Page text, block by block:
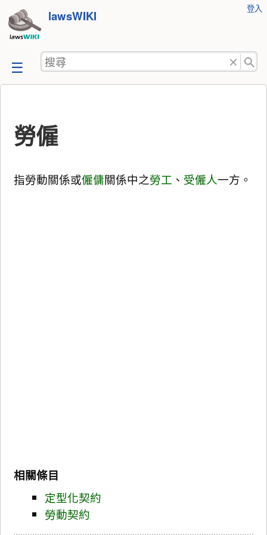
跳
至
容
lawsWIKI
工
登入
搜
尋
勞僱
指勞動關係或僱傭關係中之勞工 、 受僱人一方。
相關條目
定型化契約
勞動契約